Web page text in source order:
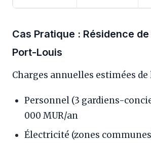
Cas Pratique : Résidence
Port-Louis
Charges annuelles estimées de
Personnel (3 gardiens-
000 MUR/an
Électricité (zones